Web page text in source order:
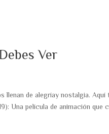
Ver
de alegríay nostalgia. Aquí
Una película de animación que